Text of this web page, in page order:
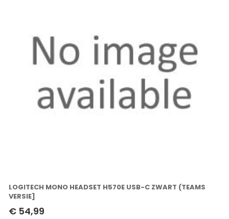
LOGITECH MONO HEADSET H570E USB-C ZWART (TEAMS
VERSIE]
€ 54,99